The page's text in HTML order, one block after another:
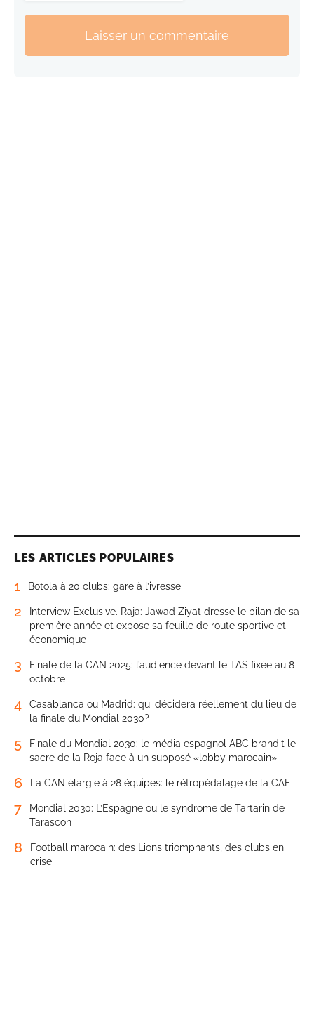
Laisser un commentaire
LES ARTICLES POPULAIRES
1 Botola à 20 clubs: gare à l’ivresse
2
Interview Exclusive. Raja: Jawad Ziyat dresse le bilan de sa
première année et expose sa feuille de route sportive et
économique
3
Finale de la CAN 2025: l’audience devant le TAS fixée au 8
octobre
4
Casablanca ou Madrid: qui décidera réellement du lieu de
la finale du Mondial 2030?
5
Finale du Mondial 2030: le média espagnol ABC brandit le
sacre de la Roja face à un supposé «lobby marocain»
6 La CAN élargie à 28 équipes: le rétropédalage de la CAF
7
Mondial 2030: L’Espagne ou le syndrome de Tartarin de
Tarascon
8
Football marocain: des Lions triomphants, des clubs en
crise